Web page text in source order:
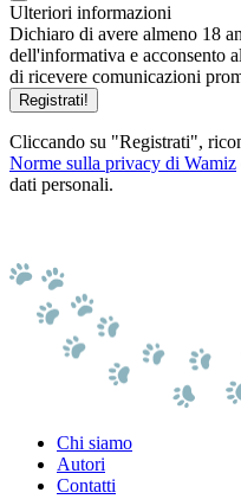
Ulteriori informazioni
Dichiaro di avere almeno 18
dell'informativa e acconsento
di ricevere comunicazioni
Registrati!
Cliccando su "Registrati",
Norme sulla privacy di Wamiz
dati personali.
Chi siamo
Autori
Contatti